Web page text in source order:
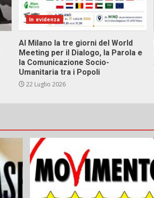
In evidenza
Al Milano la tre giorni del World
Meeting per il Dialogo, la Parola e
la Comunicazione Socio-
Umanitaria tra i Popoli
22 Luglio 2026